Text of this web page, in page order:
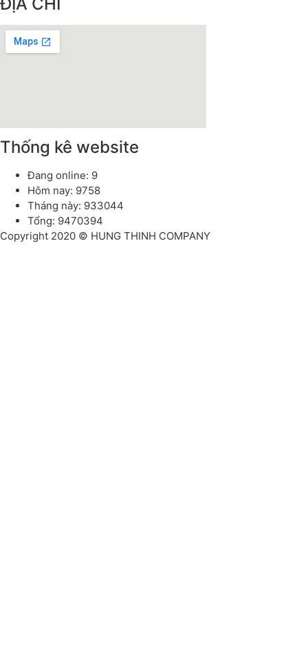
Thống kê website
Đang online: 9
Hôm nay: 9758
Tháng này: 933044
Tổng: 9470394
Copyright 2020 © HUNG THINH COMPANY